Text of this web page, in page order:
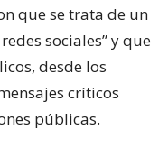
que se trata de un
sociales” y que
desde los
críticos
públicas.